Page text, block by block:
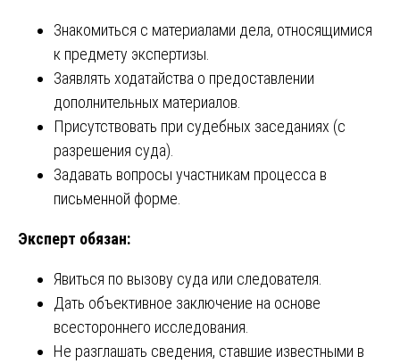
Знакомиться с материалами дела, относящимися
к предмету экспертизы.
Заявлять ходатайства о предоставлении
дополнительных материалов.
Присутствовать при судебных заседаниях (с
разрешения суда).
Задавать вопросы участникам процесса в
письменной форме.
Эксперт обязан:
Явиться по вызову суда или следователя.
Дать объективное заключение на основе
всестороннего исследования.
Не разглашать сведения, ставшие известными в